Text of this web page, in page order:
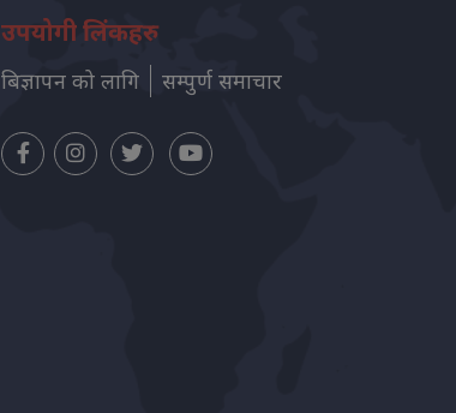
उपयोगी लिंकहरु
बिज्ञापन को लागि सम्पुर्ण समाचार